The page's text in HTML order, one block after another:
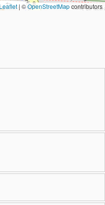
Leaflet | ©OpenStreetMapcontributors